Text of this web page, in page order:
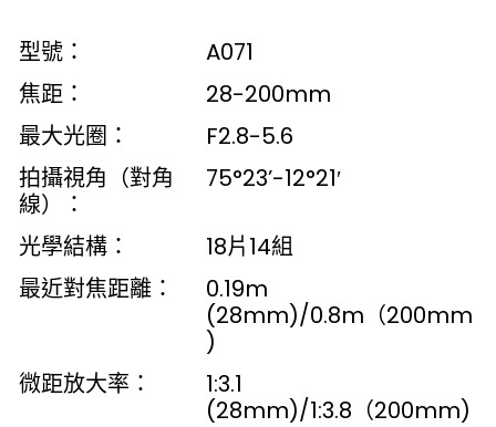
型號：
A071
焦距：
28-200mm
最大光圈：
F2.8-5.6
拍攝視角（對角
線）：
75°23’-12°21′
光學結構：
18片14組
最近對焦距離：
0.19m
(28mm)/0.8m（200mm
)
微距放大率：
1:3.1
(28mm)/1:3.8（200mm)